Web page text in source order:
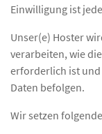
Einwilligung ist
Unser(e) Hoster
verarbeiten, wie
erforderlich ist und
Daten befolgen.
Wir setzen